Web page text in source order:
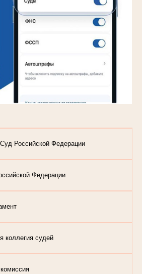
Российской Федерации
Федерации
коллегия судей